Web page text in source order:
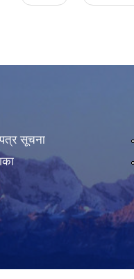
सूचना